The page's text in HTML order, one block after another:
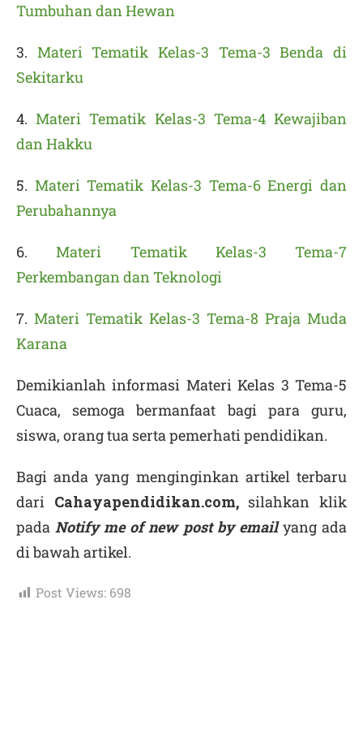
Tumbuhan dan Hewan
3. Materi Tematik Kelas-3 Tema-3 Benda di
Sekitarku
4.Materi Tematik Kelas-3 Tema-4 Kewajiban
dan Hakku
5. Materi Tematik Kelas-3 Tema-6 Energi dan
Perubahannya
6.Materi Tematik Kelas-3 Tema-7
Perkembangan dan Teknologi
7. Materi Tematik Kelas-3 Tema-8 Praja Muda
Karana
Demikianlah informasi Materi Kelas 3 Tema-5
Cuaca, semoga bermanfaat bagi para guru,
siswa, orang tua serta pemerhati pendidikan.
Bagi anda yang menginginkan artikel terbaru
dari Cahayapendidikan.com,silahkan klik
padaNotify me of new post by emailyang ada
di bawah artikel.
Post Views: 698